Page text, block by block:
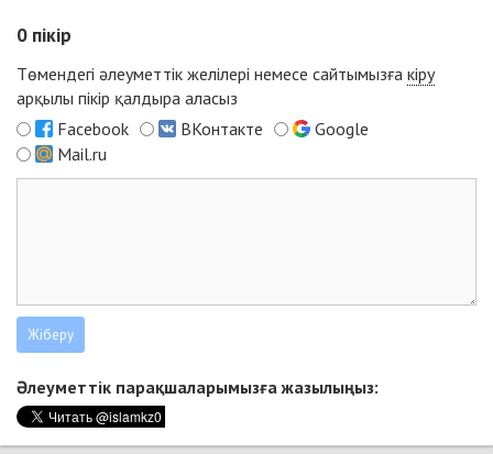
0 пікір
Төмендегі әлеуметтік желілері немесе сайтымызға кіру
арқылы пікір қалдыра аласыз
Facebook
ВКонтакте
Google
Mail.ru
Әлеуметтік парақшаларымызға жазылыңыз: